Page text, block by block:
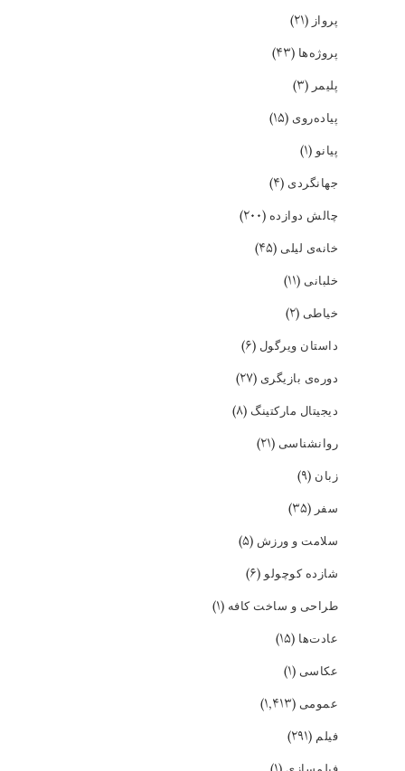
پرواز (۲۱)
پروژه‌ها (۴۳)
پلیمر (۳)
پیاده‌روی (۱۵)
پیانو(۱)
جهانگردی (۴)
چالش دوازده (۲۰۰)
خانه‌ی لیلی (۴۵)
خلبانی (۱۱)
خیاطی (۲)
داستان ویرگول (۶)
دوره‌ی بازیگری (۲۷)
دیجیتال مارکتینگ (۸)
روانشناسی (۲۱)
زبان (۹)
سفر (۳۵)
سلامت و ورزش (۵)
شازده کوچولو(۶)
طراحی و ساخت کافه (۱)
عادت‌ها (۱۵)
عکاسی (۱)
عمومی (۱,۴۱۳)
فیلم (۲۹۱)